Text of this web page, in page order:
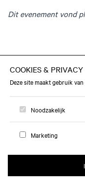
Logo, naar home
Dit evenement vond